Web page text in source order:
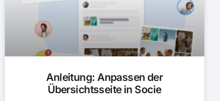
Anleitung: Anpassen der
Übersichtsseite in Socie